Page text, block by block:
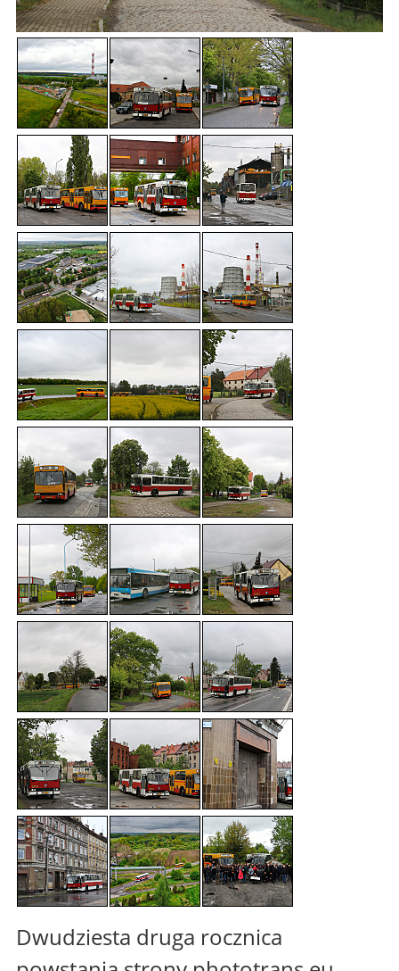
Dwudziesta druga rocznica